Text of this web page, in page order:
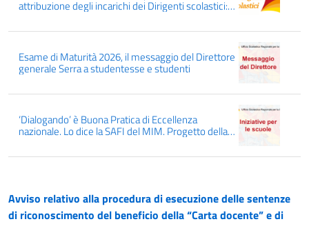
attribuzione degli incarichi dei Dirigenti scolastici:
01/09/2026
Esame di Maturità 2026, il messaggio del Direttore
generale Serra a studentesse e studenti
‘Dialogando’ è Buona Pratica di Eccellenza
nazionale. Lo dice la SAFI del MIM. Progetto della
di Ravanusa
Avviso relativo alla procedura di esecuzione delle sentenze
di riconoscimento del beneficio della “Carta docente” e di